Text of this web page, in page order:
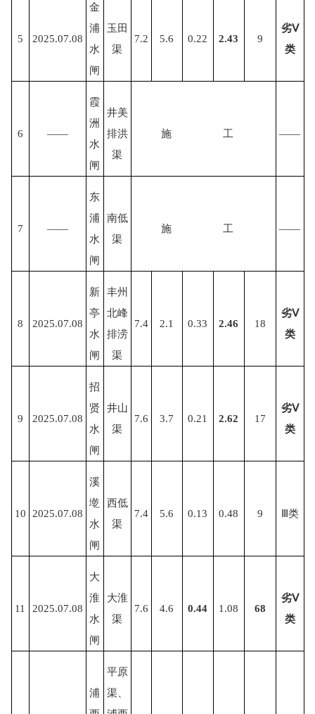
5 2025.07.08
金
浦
水
闸
玉田
渠
7.2 5.6 0.22 2.43 9
劣Ⅴ
类
6 ——
霞
洲
水
闸
井美
排洪
渠
施 工 ——
7 ——
东
浦
水
闸
南低
渠
施 工 ——
8 2025.07.08
新
亭
水
闸
丰州
北峰
排涝
渠
7.4 2.1 0.33 2.46 18
劣Ⅴ
类
9 2025.07.08
招
贤
水
闸
井山
渠
7.6 3.7 0.21 2.62 17
劣Ⅴ
类
10 2025.07.08
溪
墘
水
闸
西低
渠
7.4 5.6 0.13 0.48 9 Ⅲ类
11 2025.07.08
大
淮
水
闸
大淮
渠
7.6 4.6 0.44 1.08 68
劣Ⅴ
类
浦
平原
渠、